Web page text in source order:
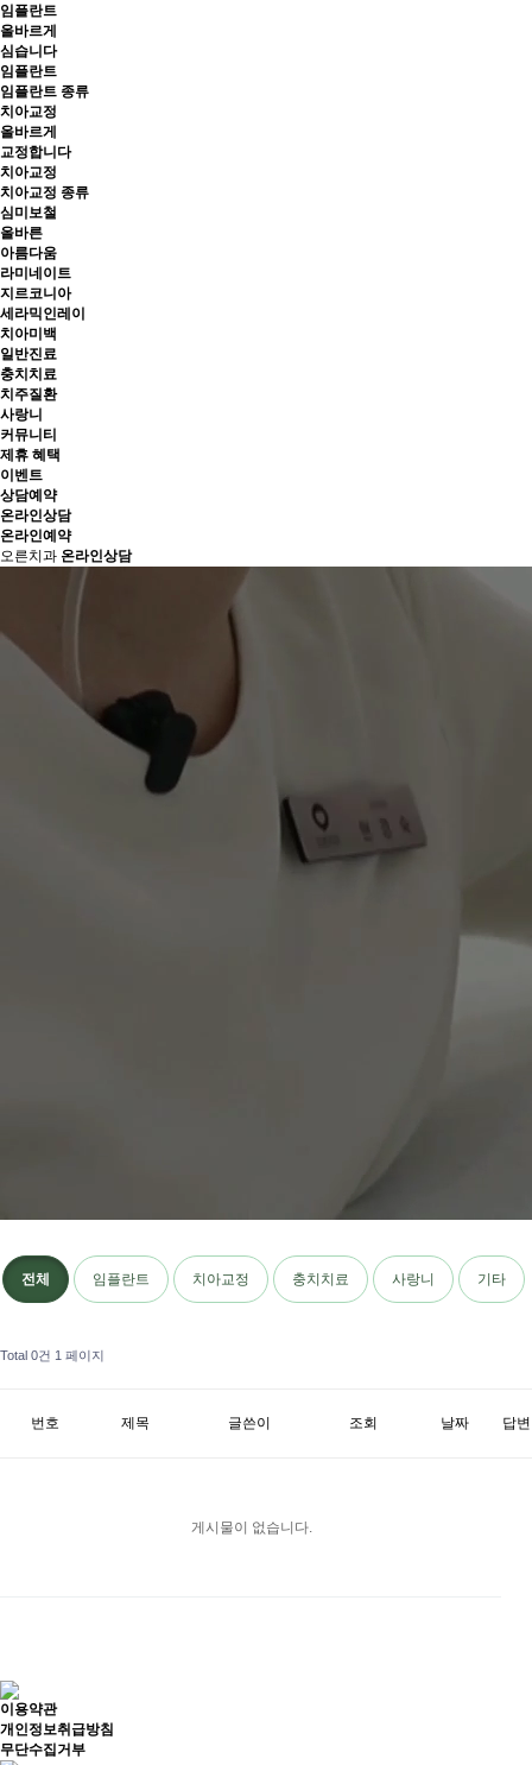
임플란트
올바르게
심습니다
임플란트
임플란트 종류
치아교정
올바르게
교정합니다
치아교정
치아교정 종류
심미보철
올바른
아름다움
라미네이트
지르코니아
세라믹인레이
치아미백
일반진료
충치치료
치주질환
사랑니
커뮤니티
제휴 혜택
이벤트
상담예약
온라인상담
온라인예약
오른치과 온라인상담
전체 임플란트 치아교정 충치치료 사랑니 기타
Total 0건 1 페이지
번호 제목 글쓴이 조회 날짜 답변
게시물이 없습니다.
이용약관
개인정보취급방침
무단수집거부